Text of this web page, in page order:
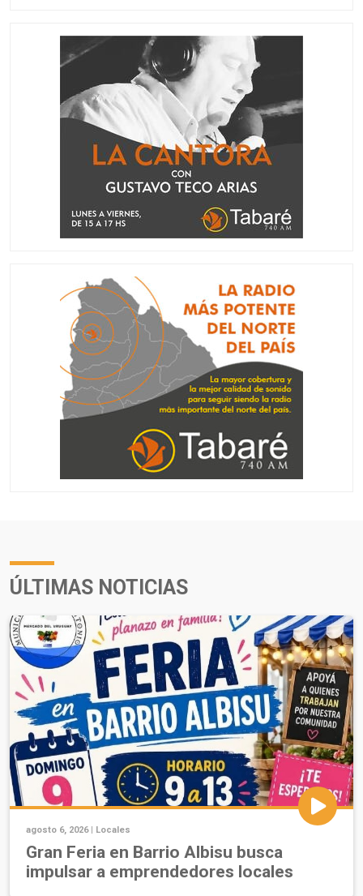
ÚLTIMAS NOTICIAS
agosto 6, 2026 | Locales
Gran Feria en Barrio Albisu busca
impulsar a emprendedores locales